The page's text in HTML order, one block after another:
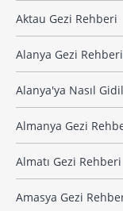
Aktau Gezi Rehberi
Alanya Gezi Rehberi
Alanya'ya Nasıl
Almanya Gezi
Almatı Gezi Rehberi
Amasya Gezi